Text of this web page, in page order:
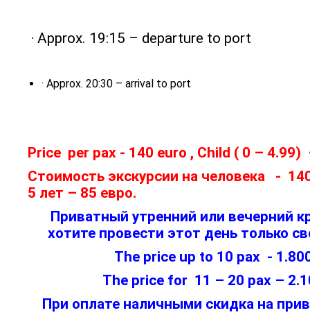
· Approx. 19:15 – departure to port
· Approx. 20:30 – arrival to port
Price per pax - 140 euro , Child ( 0 – 4.99)
Стоимость экскурсии на человека -
5 лет – 85 евро.
Приватный утренний или вечерний
хотите провести этот день только
The price up to 10 pax -
The price for 11 – 20 pax –
При оплате наличными скидка на